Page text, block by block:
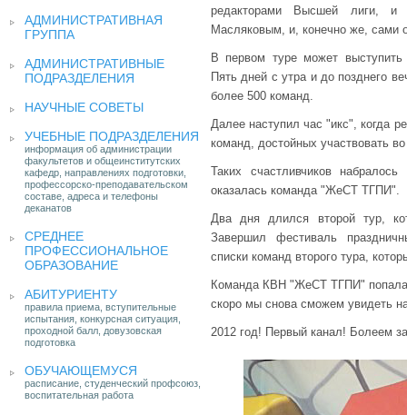
АДМИНИСТРАТИВНАЯ
ГРУППА
АДМИНИСТРАТИВНЫЕ
ПОДРАЗДЕЛЕНИЯ
НАУЧНЫЕ СОВЕТЫ
УЧЕБНЫЕ ПОДРАЗДЕЛЕНИЯ
информация об администрации
факультетов и общеинститутских
кафедр, направлениях подготовки,
профессорско-преподавательском
составе, адреса и телефоны
деканатов
СРЕДНЕЕ
ПРОФЕССИОНАЛЬНОЕ
ОБРАЗОВАНИЕ
АБИТУРИЕНТУ
правила приема, вступительные
испытания, конкурсная ситуация,
проходной балл, довузовская
подготовка
ОБУЧАЮЩЕМУСЯ
расписание, студенческий профсоюз,
воспитательная работа
редакторами Высшей лиги, и
Масляковым, и, конечно же, сами
В первом туре может
Пять дней с утра и до позднего
более 500 команд.
Далее наступил час "икс", когда
команд, достойных участвовать
Таких счастливчиков
оказалась команда "ЖеСТ ТГПИ".
Два дня длился второй тур,
Завершил фестиваль
списки команд второго тура,
Команда КВН "ЖеСТ ТГПИ" попала
скоро мы снова сможем увидеть
2012 год! Первый канал! Болеем